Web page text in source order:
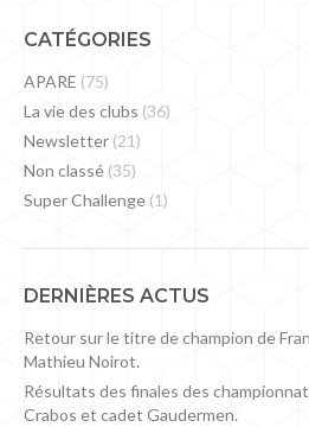
CATÉGORIES
APARE (75)
La vie des clubs (36)
Newsletter (21)
Non classé (35)
Super Challenge (1)
DERNIÈRES ACTUS
Retour sur le titre de champion de
Mathieu Noirot.
Résultats des finales des
Crabos et cadet Gaudermen.